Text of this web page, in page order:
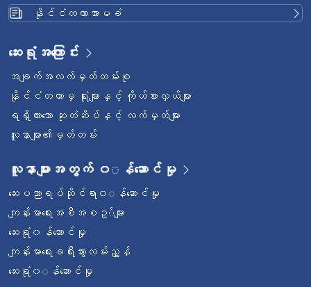
နိုင်ငံတကာအာမခံ
ဆေးရုံအကြောင်း
အချက်အလက်မှတ်တမ်းစု
နိုင်ငံတကာမှ ရုံးများနှင့် ကိုယ်စားလှယ်များ
ရရှိထားသော ဆုတံဆိပ်နှင့် လက်မှတ်များ
လူနာများ၏မှတ်တမ်း
လူနာများအတွက် ၀◌န်ဆောင်မှု
ဆေးပညာရပ်ဆိုင်ရာ၀◌န်ဆောင်မှု
ကျန်းမာရေးအစီအစဥ◌်များ
ဆေးရုံ၀န်ဆောင်မှု
ကျန်းမာရေးခရီးသွားလမ်းညွှန်
ဆေးရုံ၀◌န်ဆောင်မှု